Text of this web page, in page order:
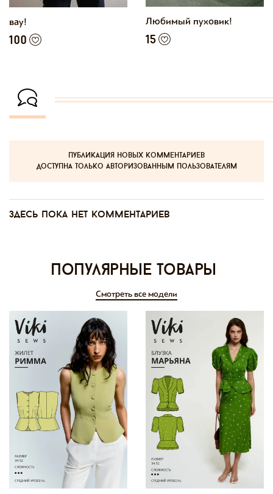
вау!
100
Любимый пуховик!
15
публикация новых комментариев
доступна только авторизованным пользователям
Здесь пока нет комментариев
Популярные товары
Смотреть все модели